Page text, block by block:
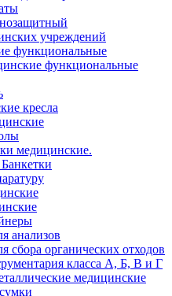
учреждений
функциональные
функциональные
кресла
медицинские.
анализов
сбора органических отходов
класса А, Б, В и Г
медицинские